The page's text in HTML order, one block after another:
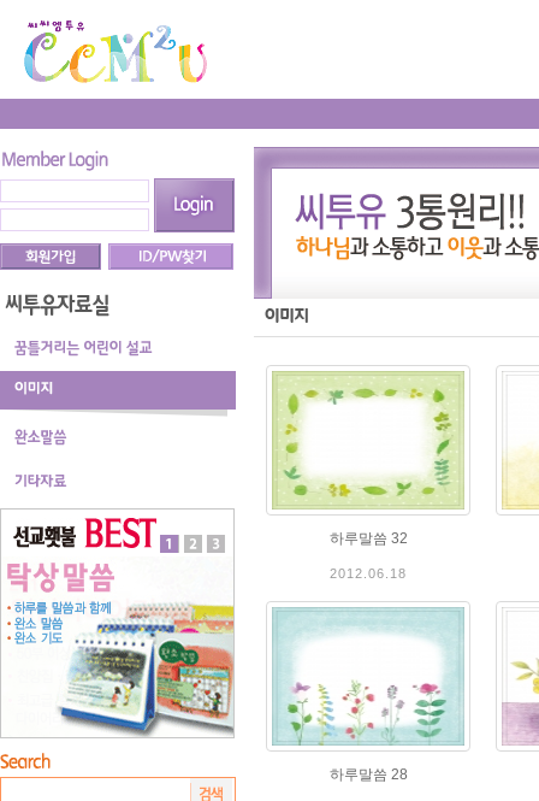
하루말씀 32
2012.06.18
하루말씀 28